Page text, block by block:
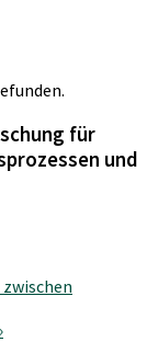
für
und